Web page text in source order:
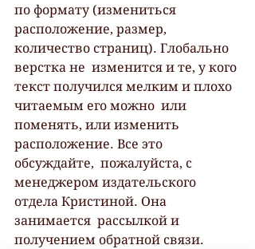
по формату (измениться
расположение, размер,
количество страниц). Глобально
верстка не  изменится и те, у кого
текст получился мелким и плохо
читаемым его можно  или
поменять, или изменить
расположение. Все это
обсуждайте,  пожалуйста, с
менеджером издательского
отдела Кристиной. Она
занимается  рассылкой и
получением обратной связи.